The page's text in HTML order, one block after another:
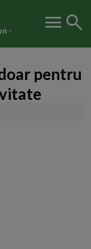
-
menu search
pentru